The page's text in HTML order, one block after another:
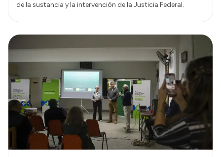
de la sustancia y la intervención de la Justicia Federal.